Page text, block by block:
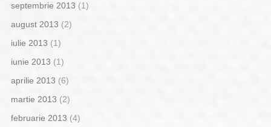
septembrie 2013 (1)
august 2013 (2)
iulie 2013 (1)
iunie 2013 (1)
aprilie 2013 (6)
martie 2013 (2)
februarie 2013 (4)